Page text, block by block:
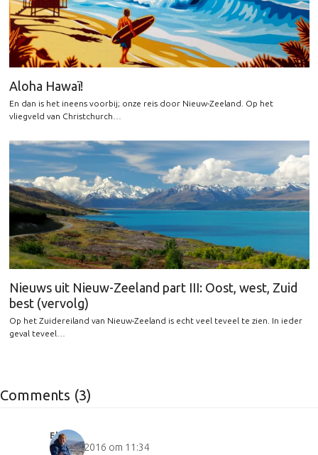
Aloha Hawaï!
En dan is het ineens voorbij; onze reis door Nieuw-Zeeland. Op het
vliegveld van Christchurch…
Nieuws uit Nieuw-Zeeland part III: Oost, west, Zuid
best (vervolg)
Op het Zuidereiland van Nieuw-Zeeland is echt veel teveel te zien. In ieder
geval teveel…
Comments (3)
Ellen
30 april 2016 om 11:34